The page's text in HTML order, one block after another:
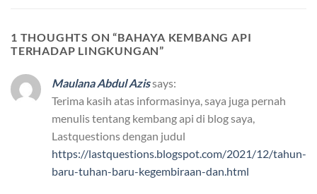
1 THOUGHTS ON “BAHAYA KEMBANG API
TERHADAP LINGKUNGAN”
Maulana Abdul Azissays:
Terima kasih atas informasinya, saya juga pernah
menulis tentang kembang api di blog saya,
Lastquestions dengan judul
https://lastquestions.blogspot.com/2021/12/tahun-
baru-tuhan-baru-kegembiraan-dan.html